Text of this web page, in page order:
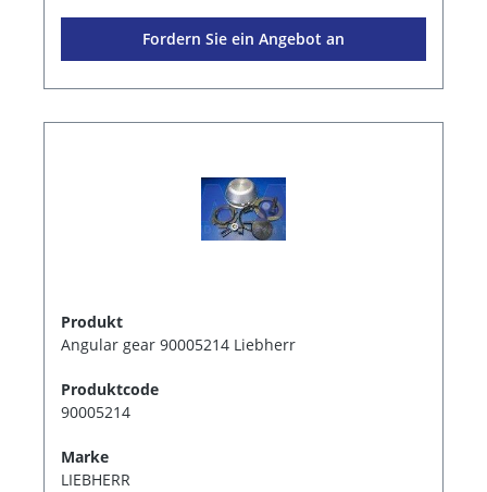
Fordern Sie ein Angebot an
Produkt
Angular gear 90005214 Liebherr
Produktcode
90005214
Marke
LIEBHERR